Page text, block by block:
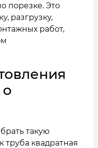
порезке. Это
разгрузку,
работ,
такую
труба квадратная